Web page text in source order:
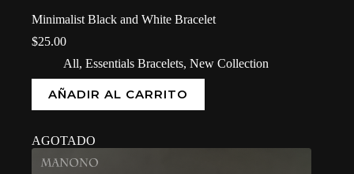
Minimalist Black and White Bracelet
$25.00
All, Essentials Bracelets, New Collection
AÑADIR AL CARRITO
AGOTADO